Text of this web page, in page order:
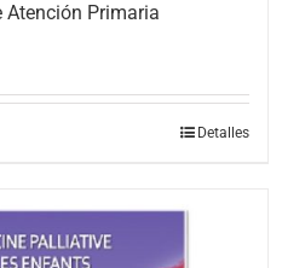
Atención Primaria
Detalles